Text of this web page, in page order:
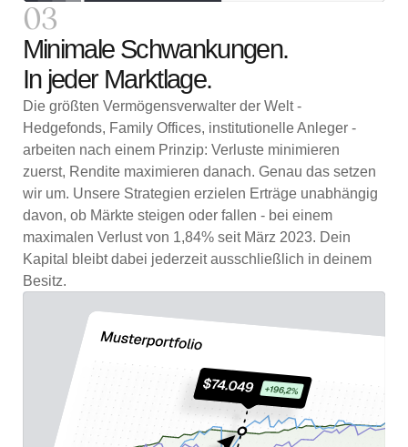
03
Minimale Schwankungen.
In jeder Marktlage.
Die größten Vermögensverwalter der Welt -
Hedgefonds, Family Offices, institutionelle Anleger -
arbeiten nach einem Prinzip: Verluste minimieren
zuerst, Rendite maximieren danach. Genau das setzen
wir um. Unsere Strategien erzielen Erträge unabhängig
davon, ob Märkte steigen oder fallen - bei einem
maximalen Verlust von 1,84% seit März 2023. Dein
Kapital bleibt dabei jederzeit ausschließlich in deinem
Besitz.